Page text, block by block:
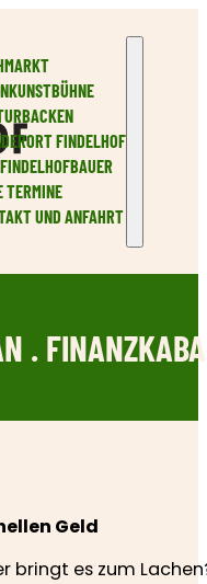
FINDELHOF
TERMINE
UND ANFAHRT
.
Geld
bringt es zum